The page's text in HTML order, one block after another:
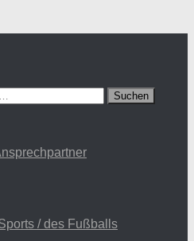
/ des Fußballs